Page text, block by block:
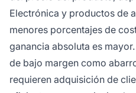
Electrónica y productos de
menores porcentajes de
ganancia absoluta es
de bajo margen como
requieren adquisición de